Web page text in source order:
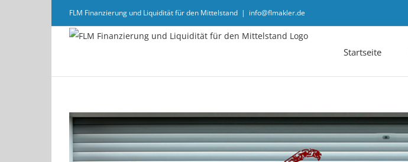
FLM Finanzierung und Liquidität für den Mittelstand | info@flmakler.de
Startseite
Zeige
grösseres
Bild